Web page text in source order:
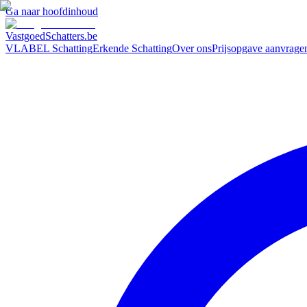
Ga naar hoofdinhoud
VastgoedSchatters.be
VLABEL SchattingErkende SchattingOver onsPrijsopgave